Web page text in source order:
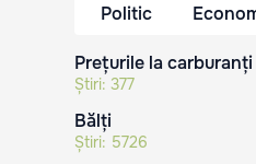
Politic
Prețurile la carburanți
Știri: 377
Bălți
Știri: 5726